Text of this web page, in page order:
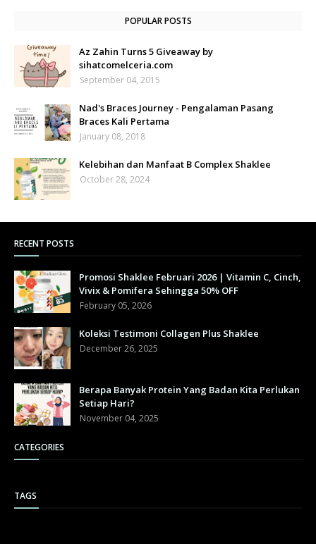
POPULAR POSTS
Az Zahin Turns 5 Giveaway by
sihatcomelceria.com
September 04, 2015
Nad's Braces Journey - Pengalaman Pasang
Braces Kali Pertama
January 08, 2018
Kelebihan dan Manfaat B Complex Shaklee
October 28, 2024
RECENT POSTS
Promosi Shaklee Februari 2026 | Vitamin C, Cinch,
Vivix & Pomifera Sehingga 50% OFF
February 05, 2026
Koleksi Testimoni Collagen Plus Shaklee
December 26, 2025
Berapa Banyak Protein Yang Badan Kita Perlukan
Setiap Hari?
November 04, 2025
CATEGORIES
TAGS